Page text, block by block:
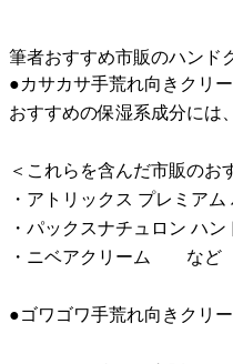
筆者おすすめ市販のハンド
●カサカサ手荒れ向きクリ
おすすめの保湿系成分には
＜これらを含んだ市販のお
・アトリックス プレミア
・パックスナチュロン ハン
・ニベアクリーム など
●ゴワゴワ手荒れ向きクリ